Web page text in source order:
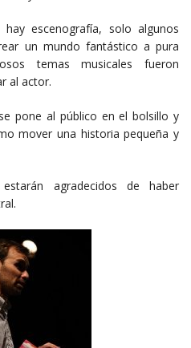
escenografía, solo algunos
un mundo fantástico a pura
temas musicales fueron
al actor.
pone al público en el bolsillo y
mover una historia pequeña y
agradecidos de haber